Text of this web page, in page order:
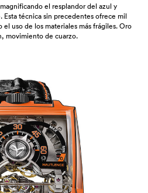
el resplandor del azul y
técnica sin precedentes ofrece mil
uso de los materiales más frágiles. Oro
movimiento de cuarzo.